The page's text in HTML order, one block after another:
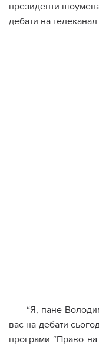
президенти
дебати на телеканал
“Я, пане
вас на дебати
програми “Право на